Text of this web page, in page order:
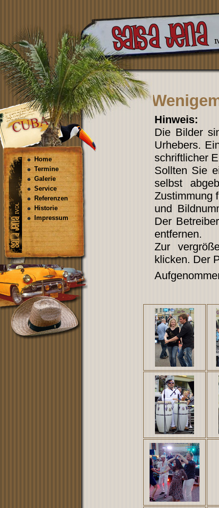
Home
Termine
Galerie
Service
Referenzen
Historie
Impressum
Hinweis:
Die Bilder
Urhebers.
schriftlicher
Sollten Sie
selbst
Zustimmung
und
Der
entfernen.
Zur
klicken. Der